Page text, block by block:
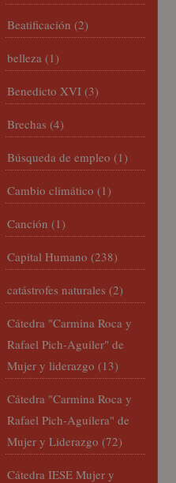
Beatificación (2)
belleza (1)
Benedicto XVI (3)
Brechas (4)
Búsqueda de empleo (1)
Cambio climático (1)
Canción (1)
Capital Humano (238)
catástrofes naturales (2)
Cátedra "Carmina Roca y
Rafael Pich-Aguiler" de
Mujer y liderazgo (13)
Cátedra "Carmina Roca y
Rafael Pich-Aguilera" de
Mujer y Liderazgo (72)
Cátedra IESE Mujer y